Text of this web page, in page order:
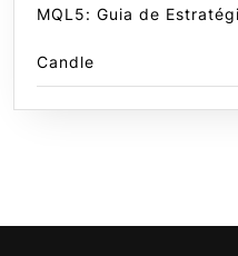
MQL5: Guia de
Candle